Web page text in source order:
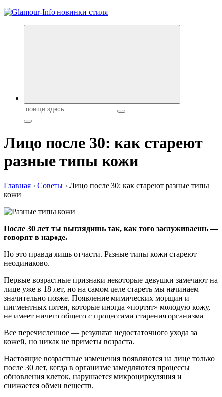
Секреты молодости, красоты и долголетия. Гламурный журнал
Поиск:
Лицо после 30: как стареют
разные типы кожи
Главная › Советы › Лицо после 30: как стареют разные типы
кожи
После 30 лет ты выглядишь так, как того заслуживаешь —
говорят в народе.
Но это правда лишь отчасти. Разные типы кожи стареют
неодинаково.
Первые возрастные признаки некоторые девушки замечают на
лице уже в 18 лет, но на самом деле стареть мы начинаем
значительно позже. Появление мимических морщин и
пигментных пятен, которые иногда «портят» молодую кожу,
не имеет ничего общего с процессами старения организма.
Все перечисленное — результат недостаточного ухода за
кожей, но никак не приметы возраста.
Настоящие возрастные изменения появляются на лице только
после 30 лет, когда в организме замедляются процессы
обновления клеток, нарушается микроциркуляция и
снижается обмен веществ.